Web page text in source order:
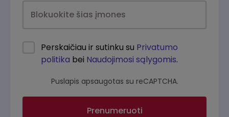
Perskaičiau ir sutinku su Privatumo
politika bei Naudojimosi sąlygomis.
Puslapis apsaugotas su reCAPTCHA.
Prenumeruoti